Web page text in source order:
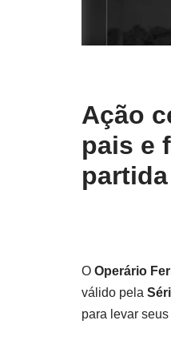
Ação
pais e
O Operário
válido pela
para levar